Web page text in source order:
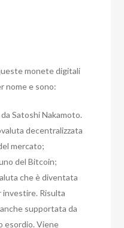
monete digitali
nome e sono:
Satoshi Nakamoto.
decentralizzata
mercato;
del Bitcoin;
che è diventata
investire. Risulta
supportata da
esordio. Viene